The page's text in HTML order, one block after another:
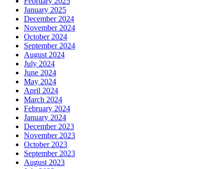
January 2025
December 2024
November 2024
October 2024
September 2024
August 2024
July 2024
June 2024
May 2024
April 2024
March 2024
February 2024
January 2024
December 2023
November 2023
October 2023
September 2023
August 2023